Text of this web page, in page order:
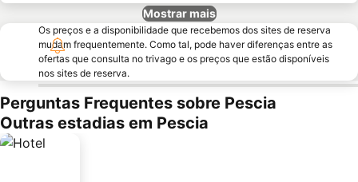
Mostrar mais
Os preços e a disponibilidade que recebemos dos sites de reserva
mudam frequentemente. Como tal, pode haver diferenças entre as
ofertas que consulta no trivago e os preços que estão disponíveis
nos sites de reserva.
Perguntas Frequentes sobre Pescia
Outras estadias em Pescia